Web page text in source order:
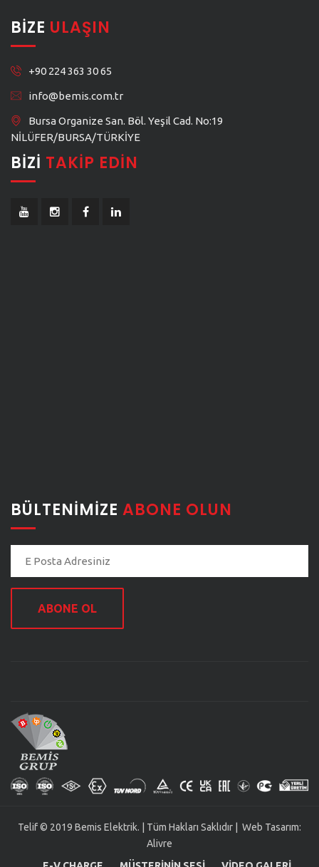
BIZE ULAŞIN
+90 224 363 30 65
info@bemis.com.tr
Bursa Organize San. Böl. Yeşil Cad. No:19
NİLÜFER/BURSA/TÜRKİYE
BIZI TAKIP EDIN
BÜLTENIMIZE ABONE OLUN
ABONE OL
Telif © 2019 Bemis Elektrik. | Tüm Hakları Saklıdır | Web Tasarım:
Alivre